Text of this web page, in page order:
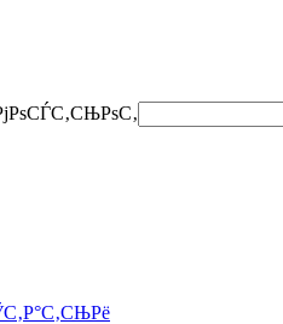
РѕС‚